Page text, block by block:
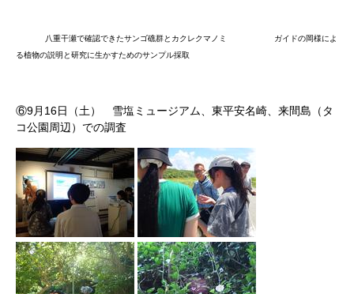
八重干瀬で確認できたサンゴ礁群とカクレクマノミ ガイドの岡様によ
る植物の説明と研究に生かすためのサンプル採取
⑥9月 16日（土） 雪塩ミュージアム、東平安名崎、来間島（タ
コ公園周辺）での調査